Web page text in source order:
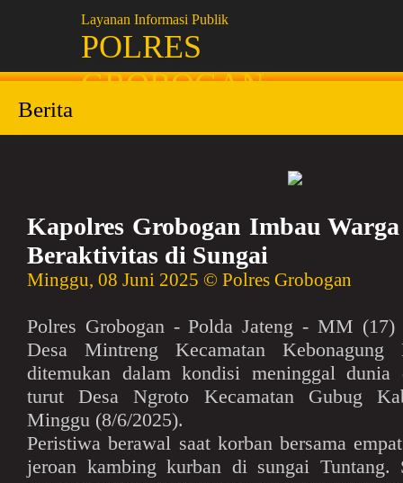
Layanan Informasi Publik
POLRES
GROBOGAN
Berita
Kapolres Grobogan Imbau
Beraktivitas di Sungai
Minggu, 08 Juni 2025 © Polres Grobogan
Polres Grobogan - Polda Jateng - MM (17)
Desa Mintreng Kecamatan Kebonagung
ditemukan dalam kondisi meninggal dunia
turut Desa Ngroto Kecamatan Gubug
Minggu (8/6/2025).
Peristiwa berawal saat korban bersama
jeroan kambing kurban di sungai Tuntang.